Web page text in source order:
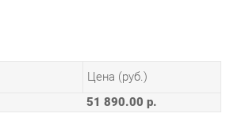
51 890.00 р.